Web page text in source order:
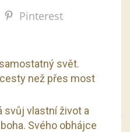
Pinterest
svět.
než přes most
svůj vlastní život a
Svého obhájce